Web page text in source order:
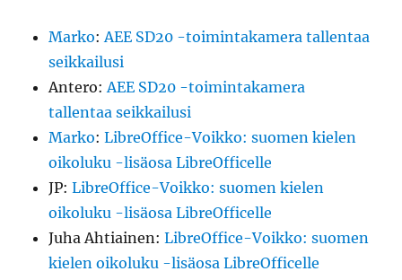
Marko:AEE SD20 -toimintakamera tallentaa
seikkailusi
Antero:AEE SD20 -toimintakamera
tallentaa seikkailusi
Marko:LibreOffice-Voikko: suomen kielen
oikoluku -lisäosa LibreOfficelle
JP:LibreOffice-Voikko: suomen kielen
oikoluku -lisäosa LibreOfficelle
Juha Ahtiainen:LibreOffice-Voikko: suomen
kielen oikoluku -lisäosa LibreOfficelle